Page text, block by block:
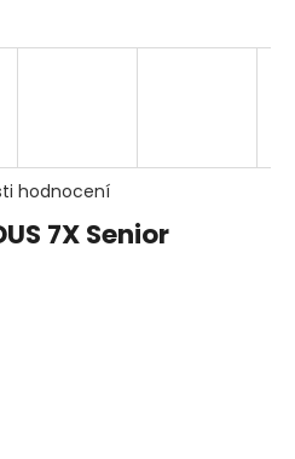
hodnocení
7X Senior